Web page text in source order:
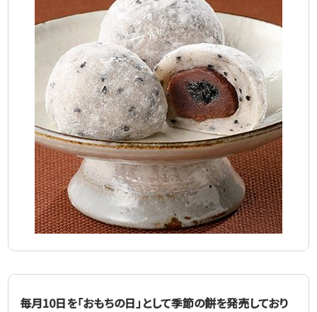
毎月10日を「おもちの日」として季節の餅を発売しており